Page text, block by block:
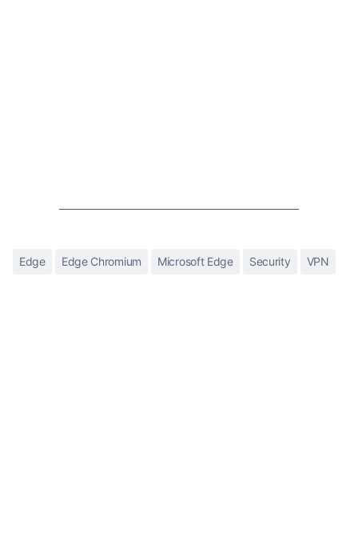
Edge Edge Chromium Microsoft Edge Security VPN